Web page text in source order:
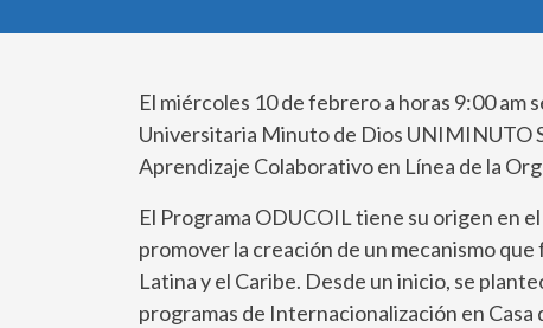
El miércoles 10 de febrero a horas 9:00
Universitaria Minuto de Dios UNIMINUTO
Aprendizaje Colaborativo en Línea de la
El Programa ODUCOIL tiene su origen en
promover la creación de un mecanismo
Latina y el Caribe. Desde un inicio, se
programas de Internacionalización en Casa